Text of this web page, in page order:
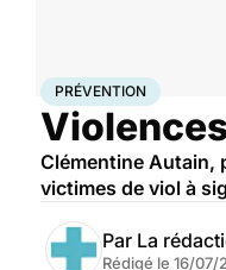
AccueilBien-être Sexo
PRÉVENTION
Clémentine Autain,
victimes de viol à
Par La
Rédigé le 16/07/